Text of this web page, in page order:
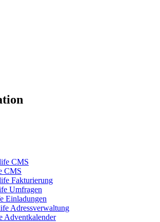
CMS
CMS
Fakturierung
Umfragen
Einladungen
Adressverwaltung
Adventkalender